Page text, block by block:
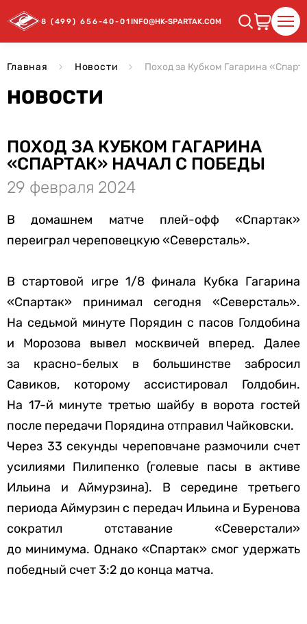
8 (499) 656-40-01INFO@HK-SPARTAK.COM
Главная Новости Поход за Кубком Гагарина
НОВОСТИ
ПОХОД ЗА КУБКОМ ГАГАРИНА
«СПАРТАК» НАЧАЛ С ПОБЕДЫ
29 февраля 2024
В домашнем матче плей-офф «Спартак»
переиграл череповецкую «Северсталь».
В стартовой игре 1/8 финала Кубка Гагарина
«Спартак» принимал сегодня «Северсталь».
На седьмой минуте Порядин с пасов Голдобина
и Морозова вывел москвичей вперед. Далее
за красно-белых в большинстве забросил
Савиков, которому ассистировал Голдобин.
На 17-й минуте третью шайбу в ворота гостей
после передачи Порядина отправил Чайковски.
Через 33 секунды череповчане размочили счет
усилиями Пилипенко (голевые пасы в активе
Ильина и Аймурзина). В середине третьего
периода Аймурзин с передач Ильина и Буренова
сократил отставание «Северстали»
до минимума. Однако «Спартак» смог удержать
победный счет 3:2 до конца матча.